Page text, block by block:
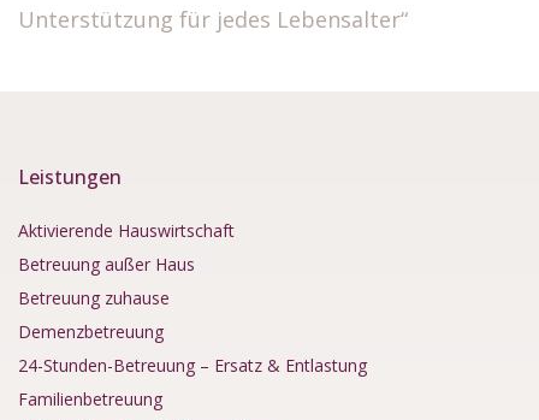
Unterstützung für jedes Lebensalter“
Leistungen
Aktivierende Hauswirtschaft
Betreuung außer Haus
Betreuung zuhause
Demenzbetreuung
24-Stunden-Betreuung – Ersatz & Entlastung
Familienbetreuung